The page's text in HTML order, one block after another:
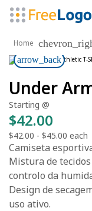
Home
arrow_back
Under
Starting @
$42.00
$42.00 - $45.00 each
Camiseta
Mistura de
controlo da
Design de
uso ativo.